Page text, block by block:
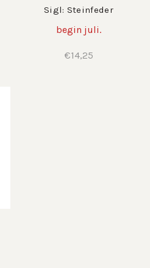
Sigl: Steinfeder
begin juli.
€14,25